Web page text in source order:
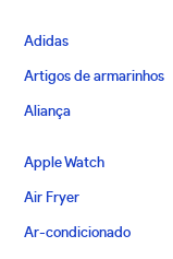
Adidas
Artigos de armarinhos
Aliança
Apple Watch
Air Fryer
Ar-condicionado